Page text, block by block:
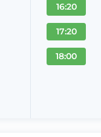
16:20
17:20
18:00